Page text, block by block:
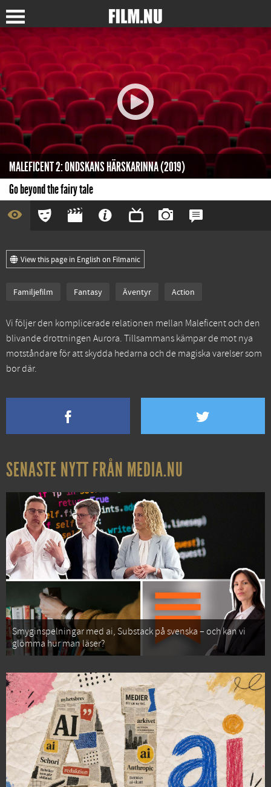
MALEFICENT 2: ONDSKANS HÄRSKARINNA (2019)
Go beyond the fairy tale
View this page in English on Filmanic
Familjefilm Fantasy Äventyr Action
Vi följer den komplicerade relationen mellan Maleficent och den
blivande drottningen Aurora. Tillsammans kämpar de mot nya
motståndare för att skydda hedarna och de magiska varelser som
bor där.
SENASTE NYTT FRÅN MEDIA.NU
Smyginspelningar med ai, Substack på svenska – och kan vi
glömma hur man läser?